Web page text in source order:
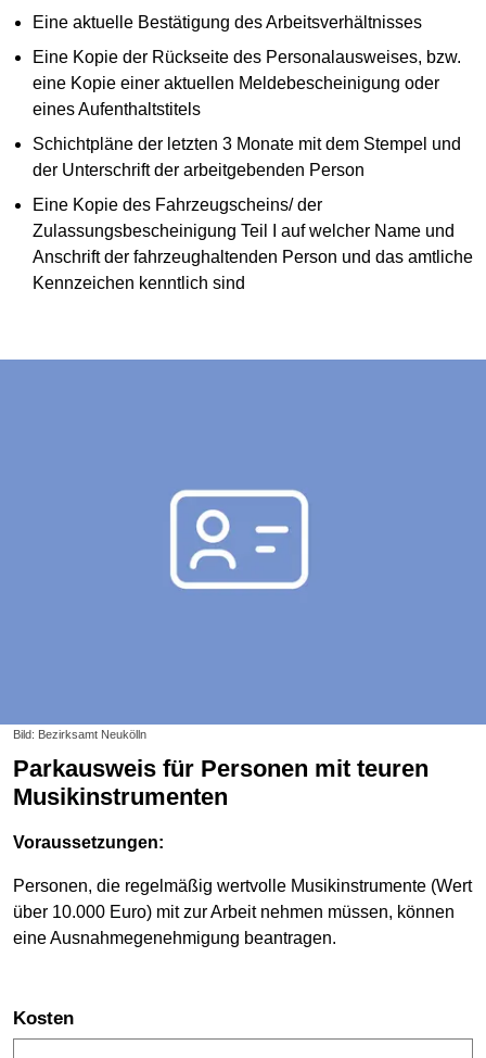
Eine aktuelle Bestätigung des Arbeitsverhältnisses
Eine Kopie der Rückseite des Personalausweises, bzw.
eine Kopie einer aktuellen Meldebescheinigung oder
eines Aufenthaltstitels
Schichtpläne der letzten 3 Monate mit dem Stempel und
der Unterschrift der arbeitgebenden Person
Eine Kopie des Fahrzeugscheins/ der
Zulassungsbescheinigung Teil I auf welcher Name und
Anschrift der fahrzeughaltenden Person und das amtliche
Kennzeichen kenntlich sind
Bild: Bezirksamt Neukölln
Parkausweis für Personen mit teuren
Musikinstrumenten
Voraussetzungen:
Personen, die regelmäßig wertvolle Musikinstrumente (Wert
über 10.000 Euro) mit zur Arbeit nehmen müssen, können
eine Ausnahmegenehmigung beantragen.
Kosten